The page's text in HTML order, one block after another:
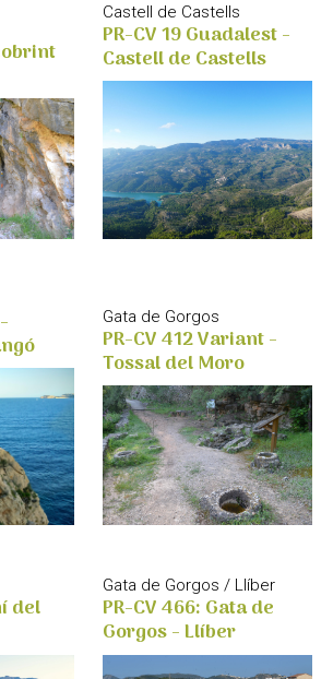
Castell de Castells
PR-CV 19 Guadalest -
Castell de Castells
Gata de Gorgos
PR-CV 412 Variant -
Tossal del Moro
del
Gata de Gorgos / Llíber
PR-CV 466: Gata de
Gorgos - Llíber